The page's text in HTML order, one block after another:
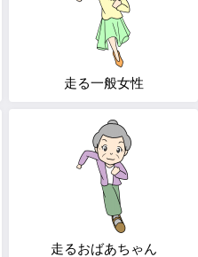
走る一般女性
走るおばあちゃん